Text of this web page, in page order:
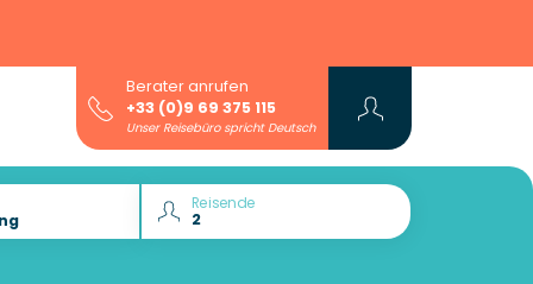
Berater anrufen
+33 (0)9 69 375 115
Unser Reisebüro spricht Deutsch
Reisende